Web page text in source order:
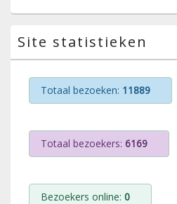
Site statistieken
Totaal bezoeken: 11889
Totaal bezoekers: 6169
Bezoekers online: 0